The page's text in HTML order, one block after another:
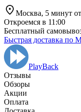
Москва, 5 минут от
Откроемся в 11:00
Бесплатный
Быстрая доставка по
PlayBack
Отзывы
Обзоры
Aкции
Оплата